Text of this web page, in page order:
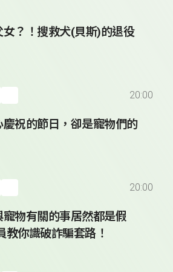
女？！搜救犬(貝斯)的退役
20:00
慶祝的節日，卻是寵物們的
20:00
寵物有關的事居然都是假
教你識破詐騙套路！